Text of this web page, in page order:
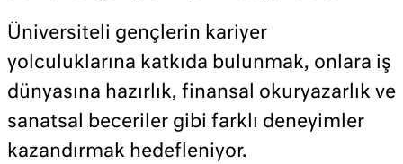
Üniversiteli gençlerin kariyer
yolculuklarına katkıda bulunmak, onlara iş
dünyasına hazırlık, finansal okuryazarlık ve
sanatsal beceriler gibi farklı deneyimler
kazandırmak hedefleniyor.